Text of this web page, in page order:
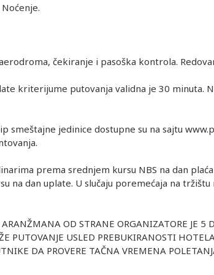
čekiranje i pasoška kontrola.
kriterijume putovanja validna je 30 minuta.
jedinice dostupne su na sajtu
prema srednjem kursu NBS na dan
na dan uplate. U slučaju poremećaja na
OD STRANE ORGANIZATORE JE 5
PUTOVANJE USLED PREBUKIRANOSTI
DA PROVERE TAČNA VREMENA